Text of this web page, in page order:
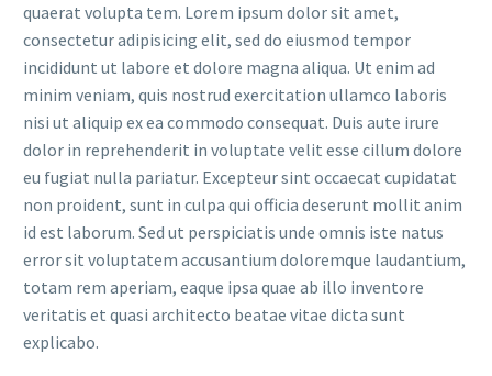
quaerat volupta tem. Lorem ipsum dolor sit amet,
consectetur adipisicing elit, sed do eiusmod tempor
incididunt ut labore et dolore magna aliqua. Ut enim ad
minim veniam, quis nostrud exercitation ullamco laboris
nisi ut aliquip ex ea commodo consequat. Duis aute irure
dolor in reprehenderit in voluptate velit esse cillum dolore
eu fugiat nulla pariatur. Excepteur sint occaecat cupidatat
non proident, sunt in culpa qui officia deserunt mollit anim
id est laborum. Sed ut perspiciatis unde omnis iste natus
error sit voluptatem accusantium doloremque laudantium,
totam rem aperiam, eaque ipsa quae ab illo inventore
veritatis et quasi architecto beatae vitae dicta sunt
explicabo.